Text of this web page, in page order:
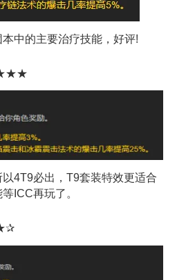
中的主要治疗技能，好评!
★★★
4T9必出，T9套装特效更适合
ICC再玩了。